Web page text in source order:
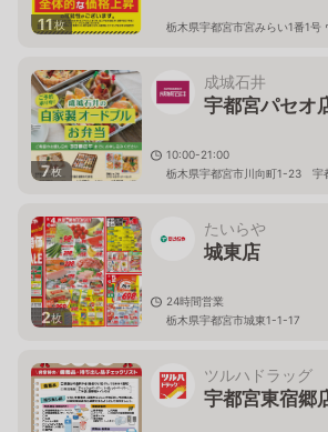
11枚 栃木県宇都宮市宮みらい1番1号
7枚
成城石井
宇都宮パセオ
10:00-21:00
栃木県宇都宮市川向町1-23 宇
2枚
たいらや
城東店
24時間営業
栃木県宇都宮市城東1-1-17
ツルハドラッグ
宇都宮東宿郷